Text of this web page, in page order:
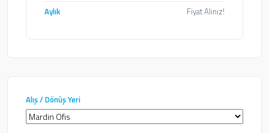
Aylık
Fiyat Alınız!
Alış / Dönüş Yeri